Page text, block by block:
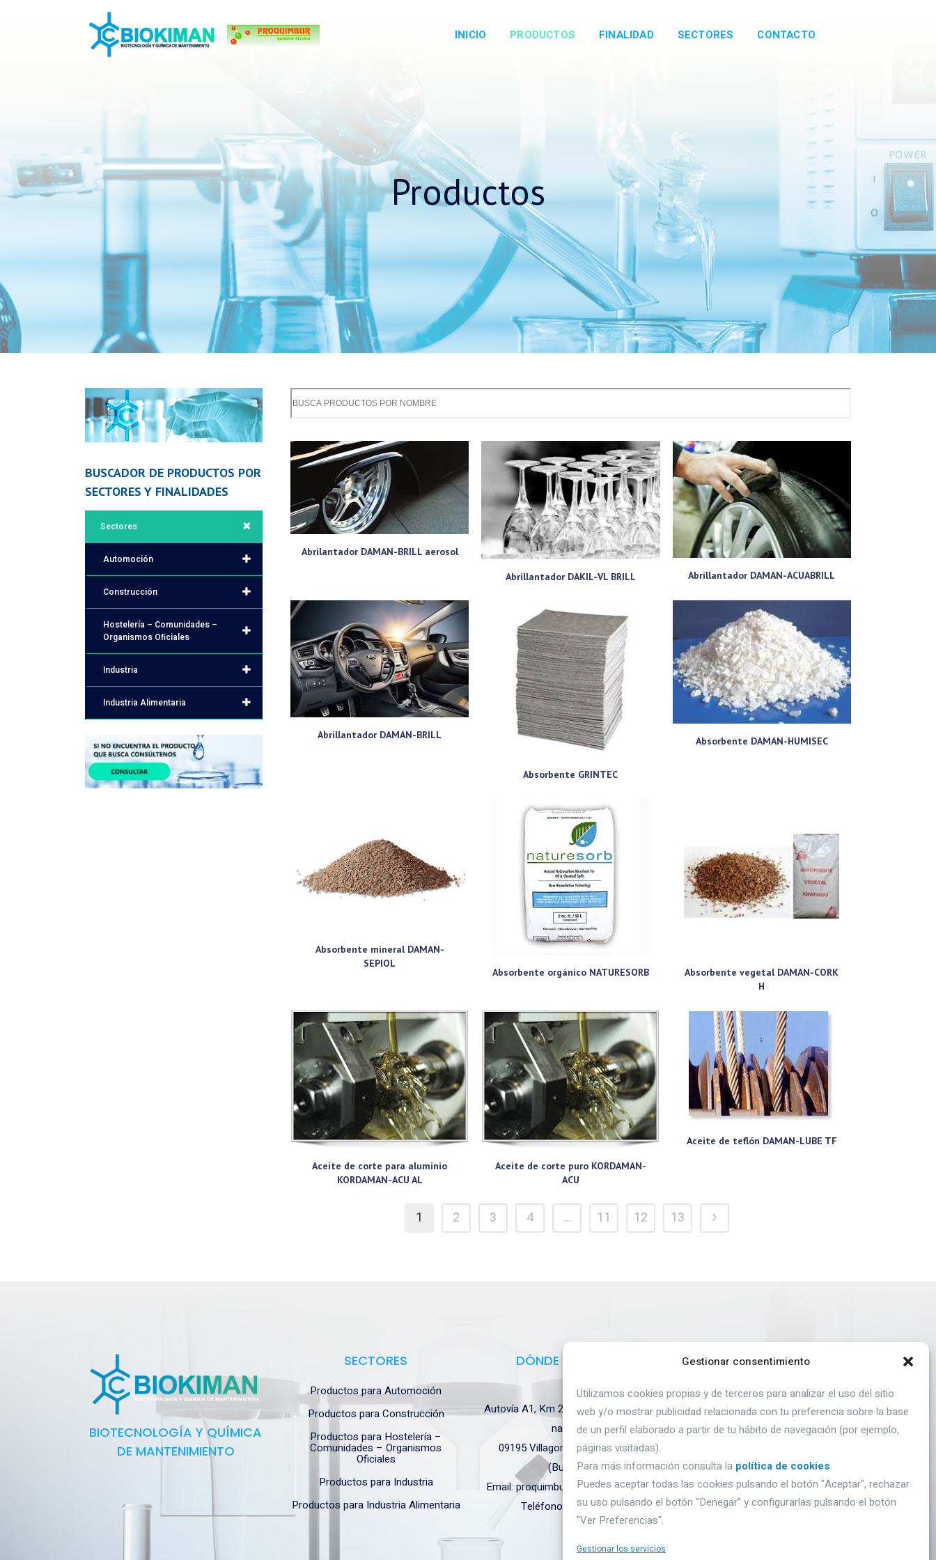
Gestionar consentimiento
Utilizamos cookies propias y de terceros para analizar el uso del sitio
web y/o mostrar publicidad relacionada con tu preferencia sobre la base
de un perfil elaborado a partir de tu hábito de navegación (por ejemplo,
páginas visitadas).
Para más información consulta la política de cookies.
Puedes aceptar todas las cookies pulsando el botón "Aceptar", rechazar
su uso pulsando el botón "Denegar" y configurarlas pulsando el botón
"Ver Preferencias".
Gestionar los servicios
INICIO PRODUCTOS FINALIDAD SECTORES CONTACTO
Productos
BUSCADOR DE PRODUCTOS POR
SECTORES Y FINALIDADES
Sectores
Automoción
Construcción
Hostelería – Comunidades –
Organismos Oficiales
Industria
Industria Alimentaria
Abrilantador DAMAN-BRILL aerosol
Abrillantador DAKIL-VL BRILL
Abrillantador DAMAN-ACUABRILL
Abrillantador DAMAN-BRILL
Absorbente GRINTEC
Absorbente DAMAN-HUMISEC
Absorbente mineral DAMAN-
SEPIOL
Absorbente orgánico NATURESORB
Absorbente vegetal DAMAN-CORK
H
Aceite de corte para aluminio
KORDAMAN-ACU AL
Aceite de corte puro KORDAMAN-
ACU
Aceite de teflón DAMAN-LUBE TF
1 2 3 4 … 11 12 13
BIOTECNOLOGÍA Y QUÍMICA
DE MANTENIMIENTO
SECTORES
Productos para Automoción
Productos para Construcción
Productos para Hostelería –
Comunidades – Organismos
Oficiales
Productos para Industria
Productos para Industria Alimentaria
DÓNDE ESTAMOS
Autovía A1, Km 233- naves Gromber,
nave 91
09195 Villagonzalo Pedernales
(Burgos).
Email: proquimbur@proquimbur.com
Teléfono. 947203886
PRIVACIDAD
Aviso Legal
Política de Privacidad
Sobre Cookies